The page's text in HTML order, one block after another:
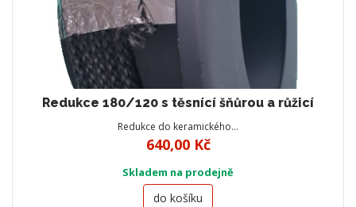
Redukce 180/120 s těsnící šňůrou a růžicí
Redukce do keramického…
640,00 Kč
Skladem na prodejně
do košíku